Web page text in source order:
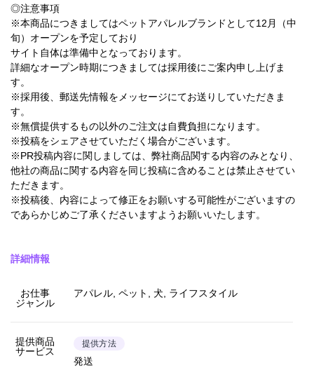
◎注意事項
※本商品につきましてはペットアパレルブランドとして12月（中
旬）オープンを予定しており
サイト自体は準備中となっております。
詳細なオープン時期につきましては採用後にご案内申し上げま
す。
※採用後、郵送先情報をメッセージにてお送りしていただきま
す。
※無償提供するもの以外のご注文は自費負担になります。
※投稿をシェアさせていただく場合がございます。
※PR投稿内容に関しましては、弊社商品関する内容のみとなり、
他社の商品に関する内容を同じ投稿に含めることは禁止させてい
ただきます。
※投稿後、内容によって修正をお願いする可能性がございますの
であらかじめご了承くださいますようお願いいたします。
詳細情報
お仕事
ジャンル
アパレル, ペット, 犬, ライフスタイル
提供商品
サービス
提供方法
発送